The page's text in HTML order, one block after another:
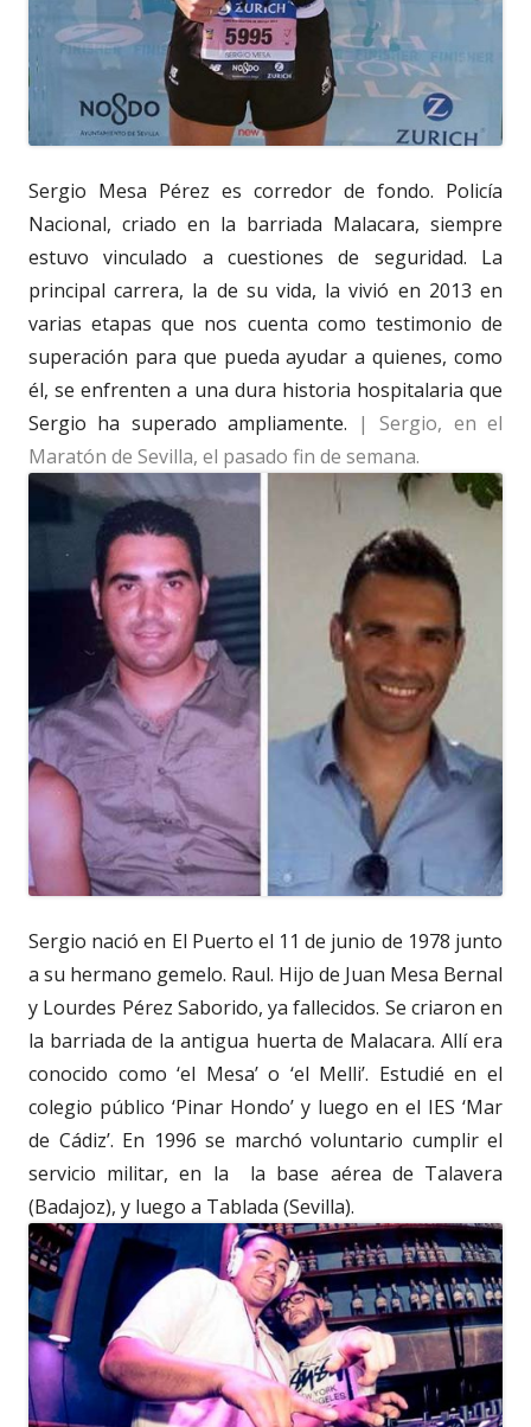
Sergio Mesa Pérez es corredor de fondo. Policía
Nacional, criado en la barriada Malacara, siempre
estuvo vinculado a cuestiones de seguridad. La
principal carrera, la de su vida, la vivió en 2013 en
varias etapas que nos cuenta como testimonio de
superación para que pueda ayudar a quienes, como
él, se enfrenten a una dura historia hospitalaria que
Sergio ha superado ampliamente. | Sergio, en el
Maratón de Sevilla, el pasado fin de semana.
Sergio nació en El Puerto el 11 de junio de 1978 junto
a su hermano gemelo. Raul. Hijo de Juan Mesa Bernal
y Lourdes Pérez Saborido, ya fallecidos. Se criaron en
la barriada de la antigua huerta de Malacara. Allí era
conocido como ‘el Mesa’ o ‘el Melli’. Estudié en el
colegio público ‘Pinar Hondo’ y luego en el IES ‘Mar
de Cádiz’. En 1996 se marchó voluntario cumplir el
servicio militar, en la
la base aérea de Talavera
(Badajoz), y luego a Tablada (Sevilla).